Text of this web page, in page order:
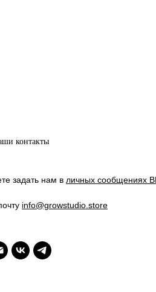
контакты
задать нам в личных сообщениях
info@growstudio.store